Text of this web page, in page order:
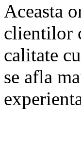
Aceasta
clientilor
calitate
se afla